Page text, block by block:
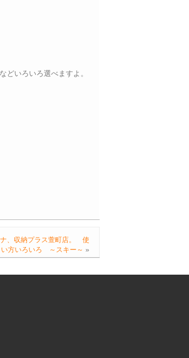
どいろいろ選べますよ。
、収納プラス萱町店。 使
い方いろいろ ～スキー～ »